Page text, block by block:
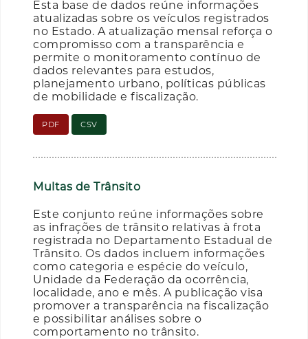
Esta base de dados reúne informações
atualizadas sobre os veículos registrados
no Estado. A atualização mensal reforça o
compromisso com a transparência e
permite o monitoramento contínuo de
dados relevantes para estudos,
planejamento urbano, políticas públicas
de mobilidade e fiscalização.
PDF CSV
Multas de Trânsito
Este conjunto reúne informações sobre
as infrações de trânsito relativas à frota
registrada no Departamento Estadual de
Trânsito. Os dados incluem informações
como categoria e espécie do veículo,
Unidade da Federação da ocorrência,
localidade, ano e mês. A publicação visa
promover a transparência na fiscalização
e possibilitar análises sobre o
comportamento no trânsito.